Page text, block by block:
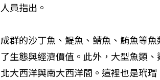
人員指出。
成群的沙丁魚、鯷魚、鯖魚、鮪魚等
了生態與經濟價值。此外，大型魚類
北大西洋與南大西洋間。這裡也是玳